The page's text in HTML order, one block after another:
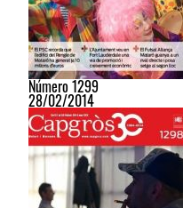
Número 1299
28/02/2014